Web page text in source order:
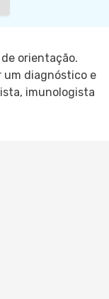
orientação.
um diagnóstico e
imunologista